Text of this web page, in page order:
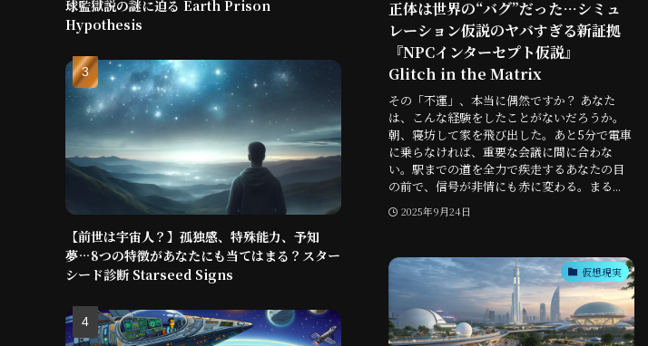
正体は世界の“バグ”だった…シミュ
レーション仮説のヤバすぎる新証拠
『NPCインターセプト仮説』
Glitch in the Matrix
その「不運」、本当に偶然ですか？ あなた
は、こんな経験をしたことがないだろうか。
朝、寝坊して家を飛び出した。あと5分で電車
に乗らなければ、重要な会議に間に合わな
い。駅までの道を全力で疾走するあなたの目
の前で、信号が非情にも赤に変わる。まる...
2025年9月24日
仮想現実
球監獄説の謎に迫る Earth Prison
Hypothesis
【前世は宇宙人？】孤独感、特殊能力、予知
夢…8つの特徴があなたにも当てはまる？スター
シード診断 Starseed Signs